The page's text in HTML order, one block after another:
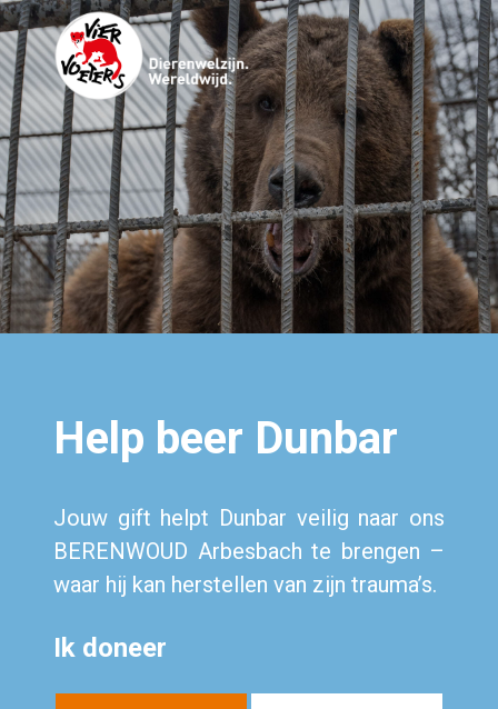
Help beer Dunbar
Jouw gift helpt Dunbar veilig naar ons
BERENWOUD Arbesbach te brengen –
waar hij kan herstellen van zijn trauma’s.
Ik doneer